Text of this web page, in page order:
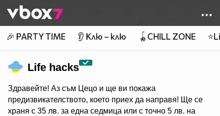
👾
🎉 PARTY TIME 👂 Клю – клю 🪀CHILL ZONE
Life hacks
Здравейте! Аз съм Цецо и ще ви покажа
предизвикателството, което приех да направя! Ще се
храня с 35 лв. за една седмица или с точно 5 лв. на